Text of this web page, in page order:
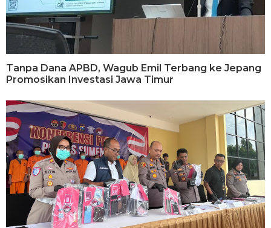
Tanpa Dana APBD, Wagub Emil Terbang ke Jepang
Promosikan Investasi Jawa Timur